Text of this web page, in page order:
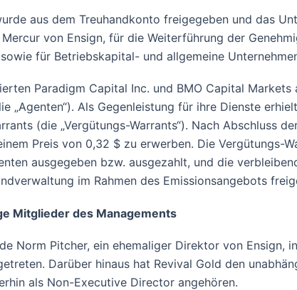
aus dem Treuhandkonto freigegeben und das
von Ensign, für die Weiterführung der
für Betriebskapital- und allgemeine
Paradigm Capital Inc. und BMO Capital
„Agenten“). Als Gegenleistung für ihre Dienste
(die „Vergütungs-Warrants“). Nach Abschluss
Preis von 0,32 $ zu erwerben. Die Vergütungs-
ausgegeben bzw. ausgezahlt, und die
im Rahmen des Emissionsangebots
Mitglieder des Managements
Norm Pitcher, ein ehemaliger Direktor von Ensign,
Darüber hinaus hat Revival Gold den
als Non-Executive Director angehören.